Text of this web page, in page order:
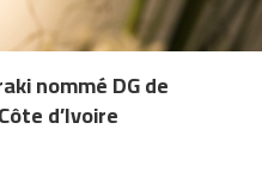
nommé DG de
d’Ivoire